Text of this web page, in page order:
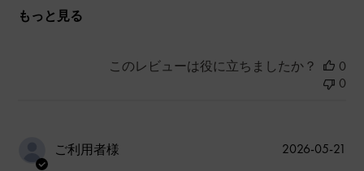
もっと見る
このレビューは役に立ちましたか？
0
0
ご利用者様 2026-05-21